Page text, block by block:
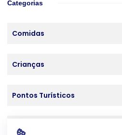
Categorias
Comidas
Crianças
Pontos Turísticos
Roteiros